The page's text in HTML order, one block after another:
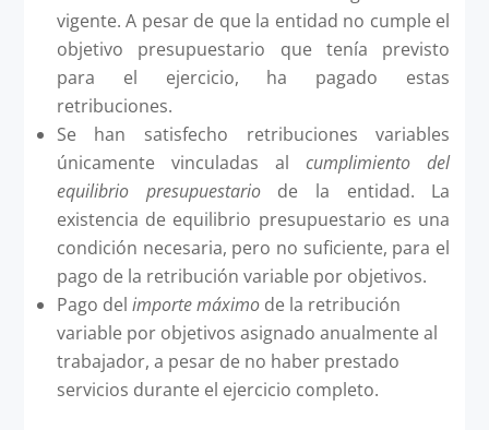
vigente. A pesar de que la entidad no cumple el
objetivo presupuestario que tenía previsto
para el ejercicio, ha pagado estas
retribuciones.
Se han satisfecho retribuciones variables
únicamente vinculadas alcumplimiento del
equilibrio presupuestariode la entidad. La
existencia de equilibrio presupuestario es una
condición necesaria, pero no suficiente, para el
pago de la retribución variable por objetivos.
Pago del importe máximode la retribución
variable por objetivos asignado anualmente al
trabajador, a pesar de no haber prestado
servicios durante el ejercicio completo.